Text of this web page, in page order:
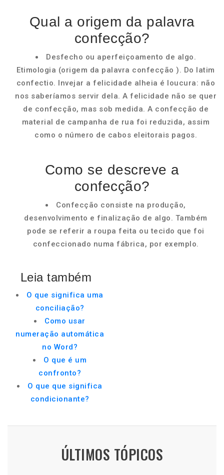
Qual a origem da palavra
confecção?
Desfecho ou aperfeiçoamento de algo.
Etimologia (origem da palavra confecção ). Do latim
confectio. Invejar a felicidade alheia é loucura: não
nos saberíamos servir dela. A felicidade não se quer
de confecção, mas sob medida. A confecção de
material de campanha de rua foi reduzida, assim
como o número de cabos eleitorais pagos.
Como se descreve a
confecção?
Confecção consiste na produção,
desenvolvimento e finalização de algo. Também
pode se referir a roupa feita ou tecido que foi
confeccionado numa fábrica, por exemplo.
Leia também
O que significa uma
conciliação?
Como usar
numeração automática
no Word?
O que é um
confronto?
O que que significa
condicionante?
ÚLTIMOS TÓPICOS